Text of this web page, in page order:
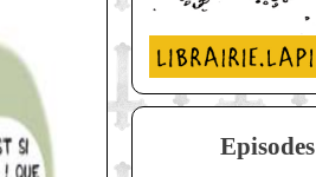
Episodes